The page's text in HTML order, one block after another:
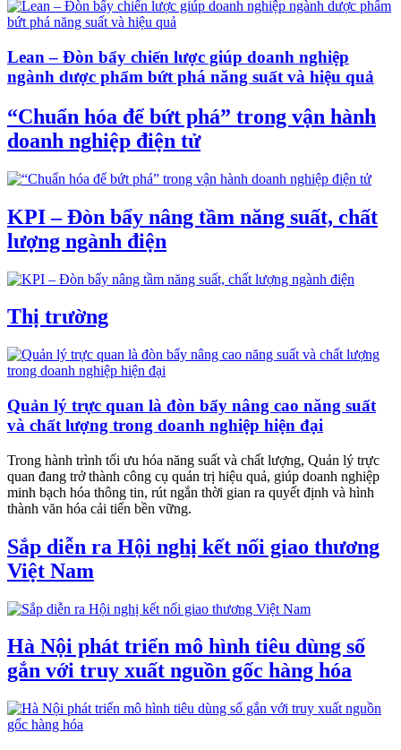
Lean – Đòn bẩy chiến lược giúp doanh nghiệp
ngành dược phẩm bứt phá năng suất và hiệu quả
“Chuẩn hóa để bứt phá” trong vận hành
doanh nghiệp điện tử
KPI – Đòn bẩy nâng tầm năng suất, chất
lượng ngành điện
Thị trường
Quản lý trực quan là đòn bẩy nâng cao năng suất
và chất lượng trong doanh nghiệp hiện đại
Trong hành trình tối ưu hóa năng suất và chất lượng, Quản lý trực
quan đang trở thành công cụ quản trị hiệu quả, giúp doanh nghiệp
minh bạch hóa thông tin, rút ngắn thời gian ra quyết định và hình
thành văn hóa cải tiến bền vững.
Sắp diễn ra Hội nghị kết nối giao thương
Việt Nam
Hà Nội phát triển mô hình tiêu dùng số
gắn với truy xuất nguồn gốc hàng hóa